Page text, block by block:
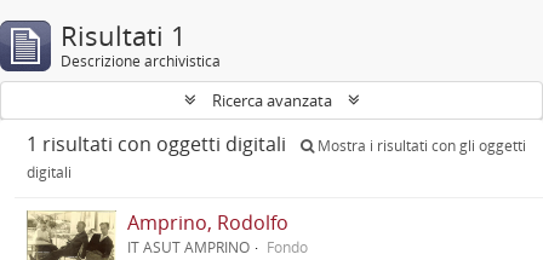
Risultati 1
Descrizione archivistica
Ricerca avanzata
1 risultati con oggetti digitali
Mostra i risultati con gli oggetti
digitali
Amprino, Rodolfo
IT ASUT AMPRINO
Fondo